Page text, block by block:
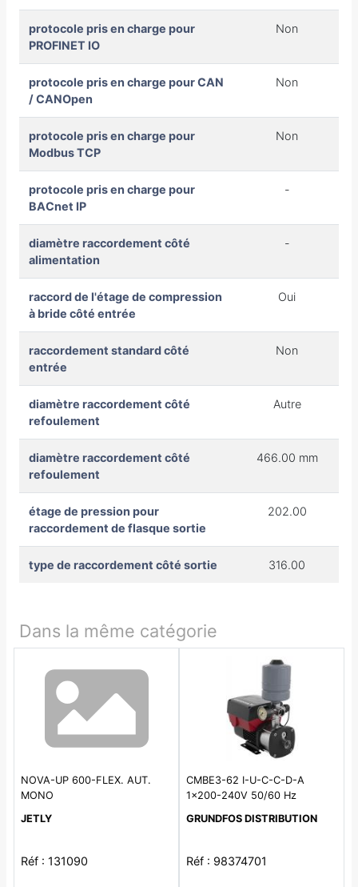
protocole pris en charge pour
PROFINET IO
Non
protocole pris en charge pour CAN
/ CANOpen
Non
protocole pris en charge pour
Modbus TCP
Non
protocole pris en charge pour
BACnet IP
-
diamètre raccordement côté
alimentation
-
raccord de l'étage de compression
à bride côté entrée
Oui
raccordement standard côté
entrée
Non
diamètre raccordement côté
refoulement
Autre
diamètre raccordement côté
refoulement
466.00 mm
étage de pression pour
raccordement de flasque sortie
202.00
type de raccordement côté sortie 316.00
Dans la même catégorie
NOVA-UP 600-FLEX. AUT.
MONO
JETLY
Réf : 131090
CMBE3-62 I-U-C-C-D-A
1x200-240V 50/60 Hz
GRUNDFOS DISTRIBUTION
Réf : 98374701